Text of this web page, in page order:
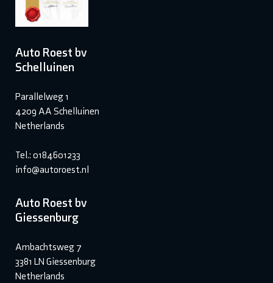
Auto Roest bv
Schelluinen
Parallelweg 1
4209 AA Schelluinen
Netherlands
Tel.: 0184601233
info@autoroest.nl
Auto Roest bv
Giessenburg
Ambachtsweg 7
3381 LN Giessenburg
Netherlands